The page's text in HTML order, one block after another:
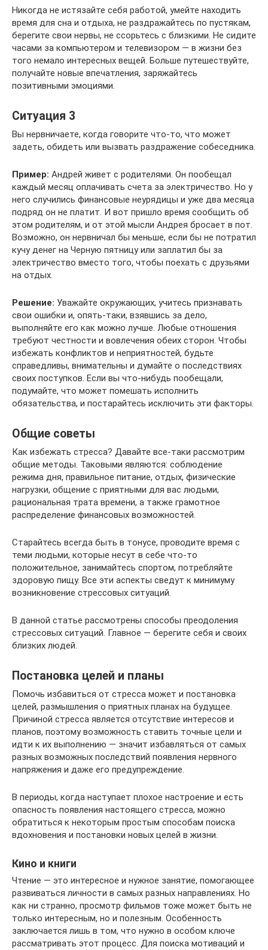
Никогда не истязайте себя работой, умейте находить
время для сна и отдыха, не раздражайтесь по пустякам,
берегите свои нервы, не ссорьтесь с близкими. Не сидите
часами за компьютером и телевизором — в жизни без
того немало интересных вещей. Больше путешествуйте,
получайте новые впечатления, заряжайтесь
позитивными эмоциями.
Ситуация 3
Вы нервничаете, когда говорите что-то, что может
задеть, обидеть или вызвать раздражение собеседника.
Пример: Андрей живет с родителями. Он пообещал
каждый месяц оплачивать счета за электричество. Но у
него случились финансовые неурядицы и уже два месяца
подряд он не платит. И вот пришло время сообщить об
этом родителям, и от этой мысли Андрея бросает в пот.
Возможно, он нервничал бы меньше, если бы не потратил
кучу денег на Черную пятницу или заплатил бы за
электричество вместо того, чтобы поехать с друзьями
на отдых.
Решение: Уважайте окружающих, учитесь признавать
свои ошибки и, опять-таки, взявшись за дело,
выполняйте его как можно лучше. Любые отношения
требуют честности и вовлечения обеих сторон. Чтобы
избежать конфликтов и неприятностей, будьте
справедливы, внимательны и думайте о последствиях
своих поступков. Если вы что-нибудь пообещали,
подумайте, что может помешать исполнить
обязательства, и постарайтесь исключить эти факторы.
Общие советы
Как избежать стресса? Давайте все-таки рассмотрим
общие методы. Таковыми являются: соблюдение
режима дня, правильное питание, отдых, физические
нагрузки, общение с приятными для вас людьми,
рациональная трата времени, а также грамотное
распределение финансовых возможностей.
Старайтесь всегда быть в тонусе, проводите время с
теми людьми, которые несут в себе что-то
положительное, занимайтесь спортом, потребляйте
здоровую пищу. Все эти аспекты сведут к минимуму
возникновение стрессовых ситуаций.
В данной статье рассмотрены способы преодоления
стрессовых ситуаций. Главное — берегите себя и своих
близких людей.
Постановка целей и планы
Помочь избавиться от стресса может и постановка
целей, размышления о приятных планах на будущее.
Причиной стресса является отсутствие интересов и
планов, поэтому возможность ставить точные цели и
идти к их выполнению — значит избавляться от самых
разных возможных последствий появления нервного
напряжения и даже его предупреждение.
В периоды, когда наступает плохое настроение и есть
опасность появления настоящего стресса, можно
обратиться к некоторым простым способам поиска
вдохновения и постановки новых целей в жизни.
Кино и книги
Чтение — это интересное и нужное занятие, помогающее
развиваться личности в самых разных направлениях. Но
как ни странно, просмотр фильмов тоже может быть не
только интересным, но и полезным. Особенность
заключается лишь в том, что нужно в особом ключе
рассматривать этот процесс. Для поиска мотиваций и